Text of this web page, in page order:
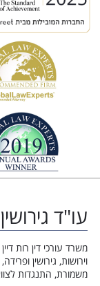
עו"ד גירושין
משרד עורכי דין רות
וירושות, גירושין
משמורת, התנגדות